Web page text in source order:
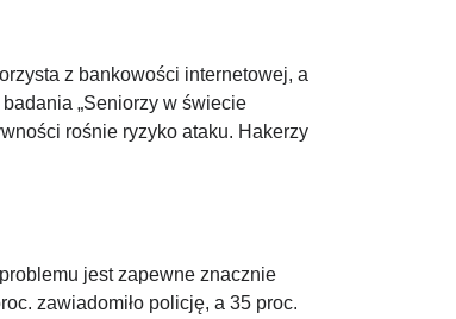
z bankowości internetowej, a
„Seniorzy w świecie
rośnie ryzyko ataku. Hakerzy
jest zapewne znacznie
zawiadomiło policję, a 35 proc.